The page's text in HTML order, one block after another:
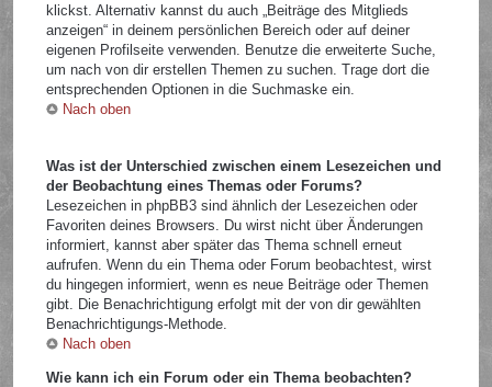
klickst. Alternativ kannst du auch „Beiträge des Mitglieds
anzeigen“ in deinem persönlichen Bereich oder auf deiner
eigenen Profilseite verwenden. Benutze die erweiterte Suche,
um nach von dir erstellen Themen zu suchen. Trage dort die
entsprechenden Optionen in die Suchmaske ein.
Nach oben
Was ist der Unterschied zwischen einem Lesezeichen und
der Beobachtung eines Themas oder Forums?
Lesezeichen in phpBB3 sind ähnlich der Lesezeichen oder
Favoriten deines Browsers. Du wirst nicht über Änderungen
informiert, kannst aber später das Thema schnell erneut
aufrufen. Wenn du ein Thema oder Forum beobachtest, wirst
du hingegen informiert, wenn es neue Beiträge oder Themen
gibt. Die Benachrichtigung erfolgt mit der von dir gewählten
Benachrichtigungs-Methode.
Nach oben
Wie kann ich ein Forum oder ein Thema beobachten?